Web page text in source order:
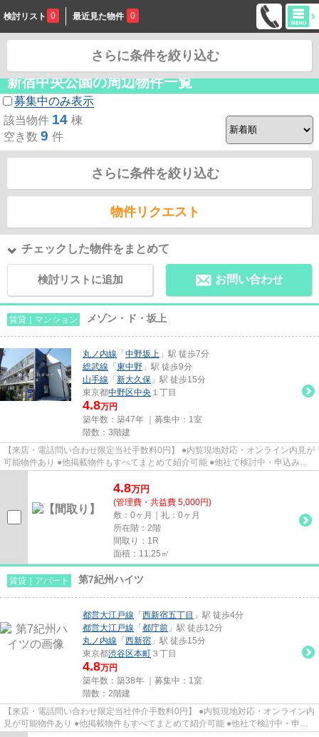
検討リスト 0 最近見た物件 0
新宿中央公園の周辺物件一覧
募集中のみ表示
該当物件 14 棟
空き数 9 件
さらに条件を絞り込む
物件リクエスト
チェックした物件をまとめて
検討リストに追加 お問い合わせ
賃貸｜マンション メゾン・ド・坂上
丸ノ内線 「 中野坂上 」駅 徒歩7分
総武線 「 東中野 」駅 徒歩9分
山手線 「 新大久保 」駅 徒歩15分
東京都中野区中央 １丁目
4.8万円
築年数：築47年 ｜募集中： 1室
階数：3階建
【来店・電話問い合わせ限定当社手数料0円】 ●内覧現地対応・オンライン内見が
可能物件あり ●他掲載物件もすべてまとめて紹介可能 ●他社で検討中・申込み済
4.8万円
(管理費・共益費 5,000円)
敷：0ヶ月｜礼：0ヶ月
所在階：2階
間取り：1R
面積：11.25㎡
賃貸｜アパート 第7紀州ハイツ
都営大江戸線 「 西新宿五丁目 」駅 徒歩4分
都営大江戸線 「 都庁前 」駅 徒歩12分
丸ノ内線 「 西新宿 」駅 徒歩15分
東京都渋谷区本町 ３丁目
4.8万円
築年数：築38年 ｜募集中： 1室
階数：2階建
【来店・電話問い合わせ限定当社仲介手数料0円】 ●内覧現地対応・オンライン内
見が可能物件あり ●他掲載物件もすべてまとめて紹介可能 ●他社で検討中・申込
さらに条件を絞り込む